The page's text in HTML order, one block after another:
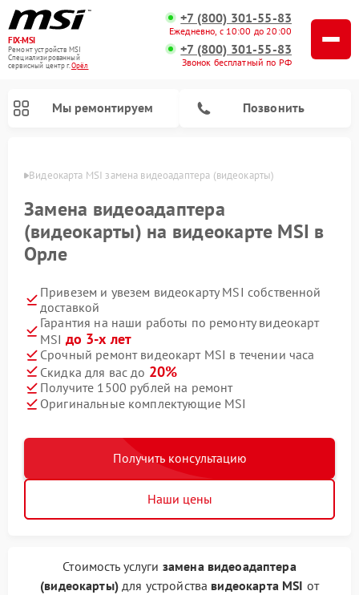
FIX-MSI
Ремонт устройств MSI
Специализированный
cервисный центр г.Орёл
+7 (800) 301-55-83
Ежедневно, с 10:00 до 20:00
+7 (800) 301-55-83
Звонок бесплатный по РФ
Мы ремонтируем Позвонить
Видеокарта MSI замена видеоадаптера (видеокарты)
Замена видеоадаптера
(видеокарты) на видеокарте MSI в
Орле
Привезем и увезем видеокарту MSI собственной
доставкой
Гарантия на наши работы по ремонту видеокарт
MSI до 3-х лет
Срочный ремонт видеокарт MSI в течении часа
Скидка для вас до 20%
Получите 1500 рублей на ремонт
Оригинальные комплектующие MSI
Получить консультацию
Наши цены
Стоимость услуги замена видеоадаптера
(видеокарты)для устройства видеокарта MSI от